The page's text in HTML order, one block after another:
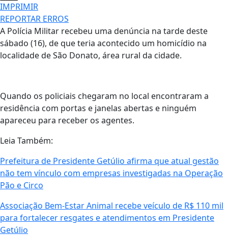
IMPRIMIR
REPORTAR ERROS
A Polícia Militar recebeu uma denúncia na tarde deste
sábado (16), de que teria acontecido um homicídio na
localidade de São Donato, área rural da cidade.
Quando os policiais chegaram no local encontraram a
residência com portas e janelas abertas e ninguém
apareceu para receber os agentes.
Leia Também:
Prefeitura de Presidente Getúlio afirma que atual gestão
não tem vínculo com empresas investigadas na Operação
Pão e Circo
Associação Bem-Estar Animal recebe veículo de R$ 110 mil
para fortalecer resgates e atendimentos em Presidente
Getúlio